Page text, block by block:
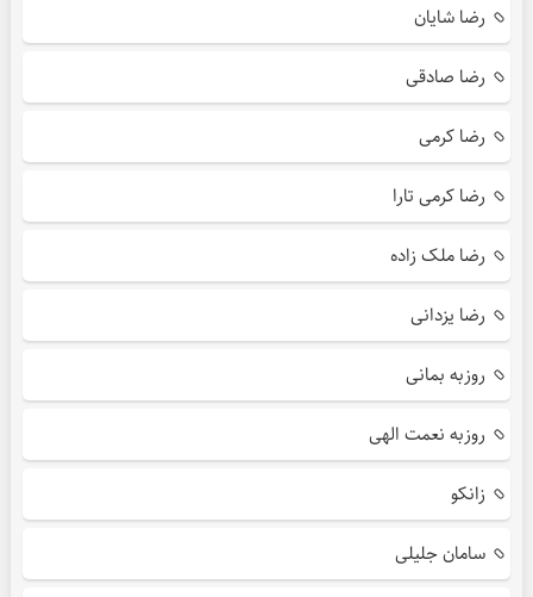
رضا شایان
رضا صادقی
رضا کرمی
رضا کرمی تارا
رضا ملک زاده
رضا یزدانی
روزبه بمانی
روزبه نعمت الهی
زانکو
سامان جلیلی